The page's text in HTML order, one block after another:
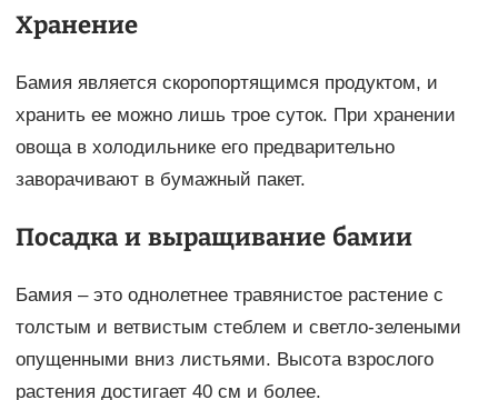
Хранение
Бамия является скоропортящимся продуктом, и
хранить ее можно лишь трое суток. При хранении
овоща в холодильнике его предварительно
заворачивают в бумажный пакет.
Посадка и выращивание бамии
Бамия – это однолетнее травянистое растение с
толстым и ветвистым стеблем и светло-зелеными
опущенными вниз листьями. Высота взрослого
растения достигает 40 см и более.